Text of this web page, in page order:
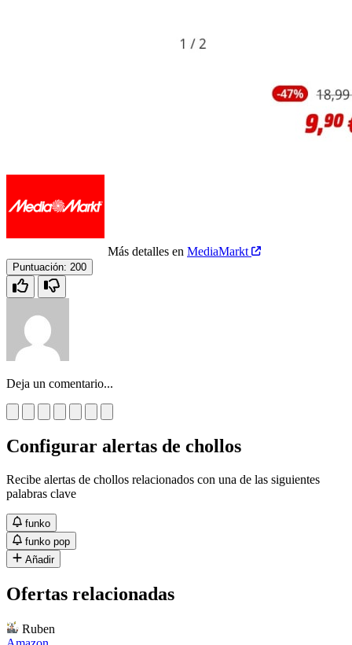
Más detalles en MediaMarkt
Puntuación: 200
Deja un comentario...
Configurar alertas de chollos
Recibe alertas de chollos relacionados con una de las siguientes
palabras clave
funko
funko pop
Añadir
Ofertas relacionadas
Ruben